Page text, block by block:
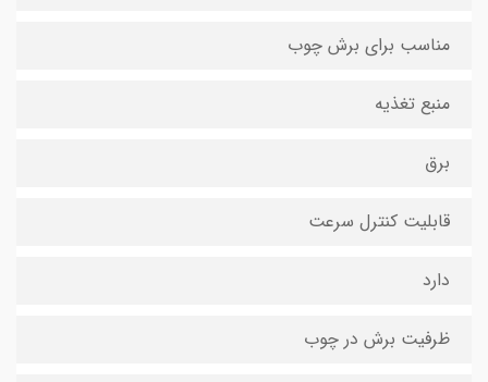
مناسب برای برش چوب
منبع تغذیه
برق
قابلیت کنترل سرعت
دارد
ظرفیت برش در چوب